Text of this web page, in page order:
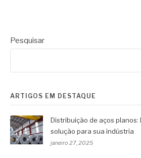
Pesquisar
ARTIGOS EM DESTAQUE
Distribuição de aços planos:
solução para sua indústria
janeiro 27, 2025